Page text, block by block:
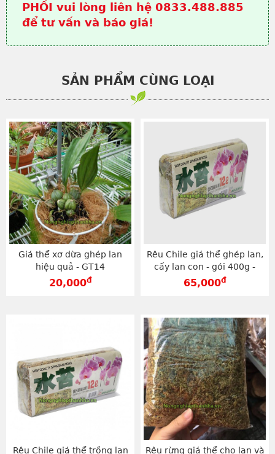
PHỐI vui lòng liên hệ 0833.488.885
để tư vấn và báo giá!
SẢN PHẨM CÙNG LOẠI
Giá thể xơ dừa ghép lan
hiệu quả - GT14
20,000đ
Rêu Chile giá thể ghép lan,
cấy lan con - gói 400g -
GT30
65,000đ
Rêu Chile giá thể trồng lan
Rêu rừng giá thể cho lan và